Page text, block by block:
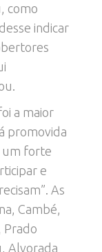
como
indicar
a maior
promovida
um forte
e
As
Cambé,
Prado
Alvorada